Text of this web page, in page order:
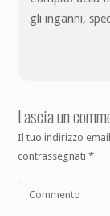
gli inganni,
Lascia un
Il tuo indirizzo
contrassegnati*